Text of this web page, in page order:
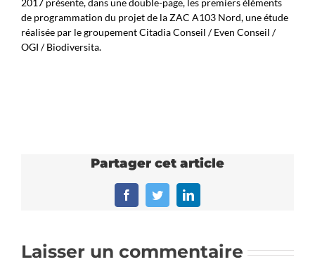
2017 présente, dans une double-page, les premiers éléments
de programmation du projet de la ZAC A103 Nord, une étude
réalisée par le groupement Citadia Conseil / Even Conseil /
OGI / Biodiversita.
Partager cet article
FacebookTwitterLinkedIn
Laisser un commentaire